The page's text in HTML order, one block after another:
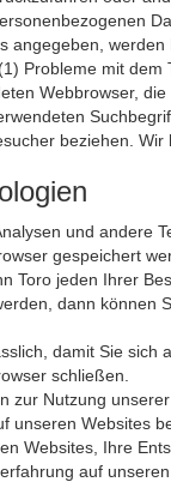
Probleme mit
Webbrowser,
beziehen.
und andere
gespeichert
Toro jeden Ihrer
dann können
damit Sie
schließen.
zur Nutzung
unseren Websites
Websites, Ihre
auf